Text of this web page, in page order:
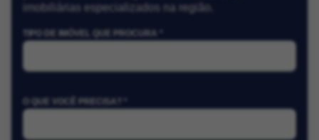
imobiliárias especializados na região.
TIPO DE IMÓVEL QUE PROCURA *
O QUE VOCÊ PRECISA? *